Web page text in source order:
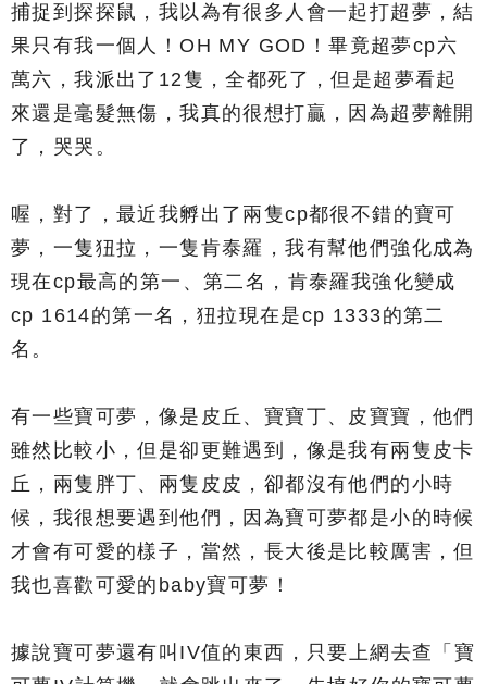
捕捉到探探鼠，我以為有很多人會一起打超夢，結
果只有我一個人！OH MY GOD！畢竟超夢cp六
萬六，我派出了12隻，全都死了，但是超夢看起
來還是毫髮無傷，我真的很想打贏，因為超夢離開
了，哭哭。
喔，對了，最近我孵出了兩隻cp都很不錯的寶可
夢，一隻狃拉，一隻肯泰羅，我有幫他們強化成為
現在cp最高的第一、第二名，肯泰羅我強化變成
cp 1614的第一名，狃拉現在是cp 1333的第二
名。
有一些寶可夢，像是皮丘、寶寶丁、皮寶寶，他們
雖然比較小，但是卻更難遇到，像是我有兩隻皮卡
丘，兩隻胖丁、兩隻皮皮，卻都沒有他們的小時
候，我很想要遇到他們，因為寶可夢都是小的時候
才會有可愛的樣子，當然，長大後是比較厲害，但
我也喜歡可愛的baby寶可夢！
據說寶可夢還有叫IV值的東西，只要上網去查「寶